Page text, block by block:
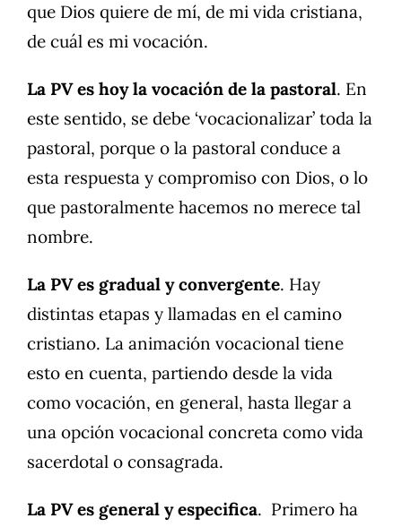
que Dios quiere de mí, de mi vida cristiana,
de cuál es mi vocación.
La PV es hoy la vocación de la pastoral. En
este sentido, se debe ‘vocacionalizar’ toda la
pastoral, porque o la pastoral conduce a
esta respuesta y compromiso con Dios, o lo
que pastoralmente hacemos no merece tal
nombre.
La PV es gradual y convergente. Hay
distintas etapas y llamadas en el camino
cristiano. La animación vocacional tiene
esto en cuenta, partiendo desde la vida
como vocación, en general, hasta llegar a
una opción vocacional concreta como vida
sacerdotal o consagrada.
La PV es general y especifica. Primero ha